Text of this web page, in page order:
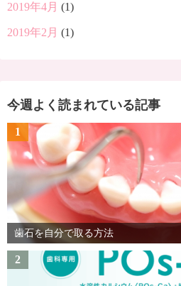
2019年4月 (1)
2019年2月 (1)
今週よく読まれている記事
1
歯石を自分で取る方法
2